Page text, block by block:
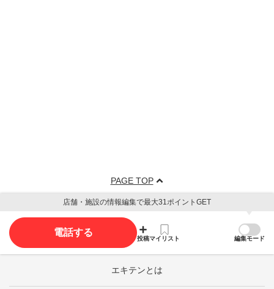
PAGE TOP
店舗・施設の情報編集で最大31ポイントGET
電話する
投稿マイリスト 編集モード
エキテンとは